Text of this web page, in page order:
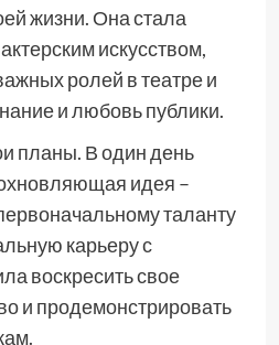
жизни. Она стала
искусством,
ролей в театре и
и любовь публики.
планы. В один день
идея –
таланту
карьеру с
воскресить свое
и продемонстрировать